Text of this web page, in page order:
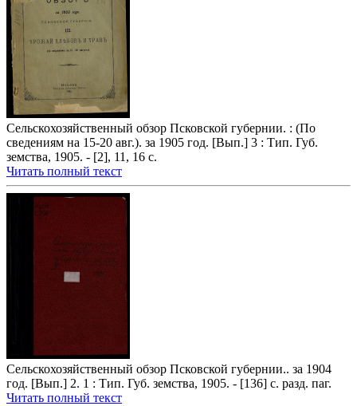
Сельскохозяйственный обзор Псковской губернии. : (По
сведениям на 15-20 авг.). за 1905 год. [Вып.] 3 : Тип. Губ.
земства, 1905. - [2], 11, 16 с.
Читать полный текст
Сельскохозяйственный обзор Псковской губернии.. за 1904
год. [Вып.] 2. 1 : Тип. Губ. земства, 1905. - [136] с. разд. паг.
Читать полный текст